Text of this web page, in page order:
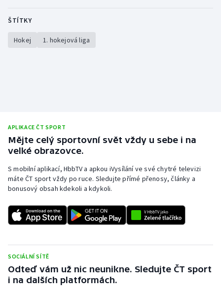
ŠTÍTKY
Hokej 1. hokejová liga
APLIKACE ČT SPORT
Mějte celý sportovní svět vždy u sebe i na
velké obrazovce.
S mobilní aplikací, HbbTV a apkou iVysílání ve své chytré televizi
máte ČT sport vždy po ruce. Sledujte přímé přenosy, články a
bonusový obsah kdekoli a kdykoli.
SOCIÁLNÍ SÍTĚ
Odteď vám už nic neunikne. Sledujte ČT sport
i na dalších platformách.